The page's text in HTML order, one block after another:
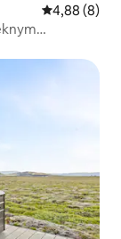
Średnia
4,88 (8)